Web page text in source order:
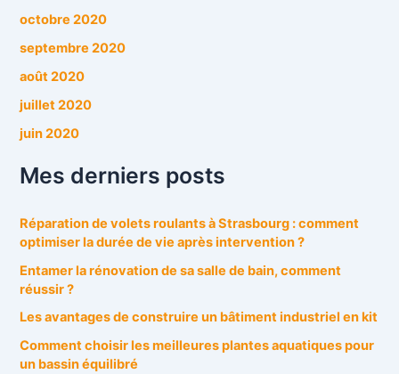
octobre 2020
septembre 2020
août 2020
juillet 2020
juin 2020
Mes derniers posts
Réparation de volets roulants à Strasbourg : comment
optimiser la durée de vie après intervention ?
Entamer la rénovation de sa salle de bain, comment
réussir ?
Les avantages de construire un bâtiment industriel en kit
Comment choisir les meilleures plantes aquatiques pour
un bassin équilibré